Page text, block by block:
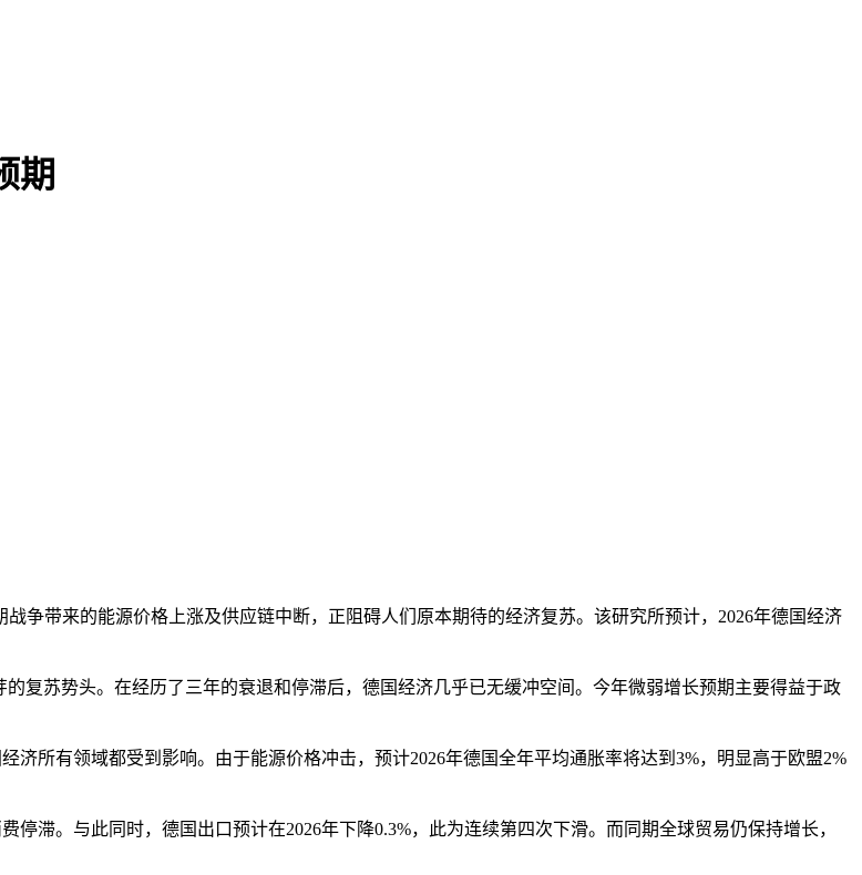
期
争带来的能源价格上涨及供应链中断，正阻碍人们原本期待的经济复苏。该研究所预计，2026年德国经济
苏势头。在经历了三年的衰退和停滞后，德国经济几乎已无缓冲空间。今年微弱增长预期主要得益于政
所有领域都受到影响。由于能源价格冲击，预计2026年德国全年平均通胀率将达到3%，明显高于欧盟2%
。与此同时，德国出口预计在2026年下降0.3%，此为连续第四次下滑。而同期全球贸易仍保持增长，